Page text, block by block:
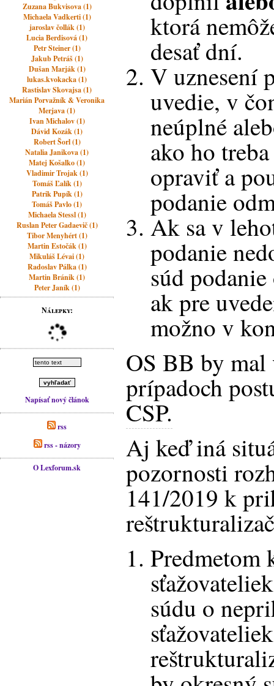
Zuzana Bukvisova (1)
Michaela Vadkerti (1)
jaroslav čollák (1)
Lucia Berdisová (1)
Petr Steiner (1)
Jakub Petráš (1)
Dušan Marják (1)
lukas.kvokacka (1)
Rastislav Skovajsa (1)
Marián Porvažník & Veronika
Merjava (1)
Ivan Michalov (1)
Dávid Kozák (1)
Robert Šorl (1)
Natalia Janikova (1)
Matej Košalko (1)
Vladimir Trojak (1)
Tomáš Ľalík (1)
Patrik Pupík (1)
Tomáš Pavlo (1)
Michaela Stessl (1)
Ruslan Peter Gadaevič (1)
Tibor Menyhért (1)
Martin Estočák (1)
Mikuláš Lévai (1)
Radoslav Pálka (1)
Martin Bránik (1)
Peter Janík (1)
Nálepky:
Napísať nový článok
rss
rss - názory
O Lexforum.sk
ktorá
desať dní.
V uznesení
uvedie, v
neúplné
ako ho
opraviť a
podanie
Ak sa v
podanie
súd
ak pre
možno v
OS BB by
prípadoch
CSP.
Aj keď iná
pozornosti
141/2019 k
Predmetom
súdu o